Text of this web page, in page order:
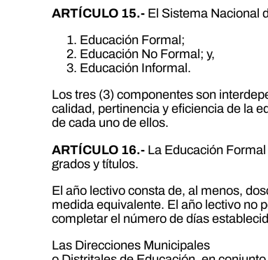
ARTÍCULO 15.- El Sistema Nacional
Educación Formal;
Educación No Formal; y,
Educación Informal.
Los tres (3) componentes son
calidad, pertinencia y eficiencia de la
de cada uno de ellos.
ARTÍCULO 16.- La Educación
grados y títulos.
El año lectivo consta de, al menos,
medida equivalente. El año lectivo no
completar el número de días
Las Direcciones Municipales